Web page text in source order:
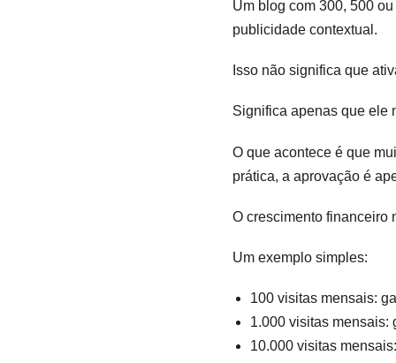
Um blog com 300, 500
publicidade contextual.
Isso não significa que
Significa apenas que ele
O que acontece é que
prática, a aprovação é
O crescimento financeiro
Um exemplo simples:
100 visitas mensais:
1.000 visitas mensais:
10.000 visitas